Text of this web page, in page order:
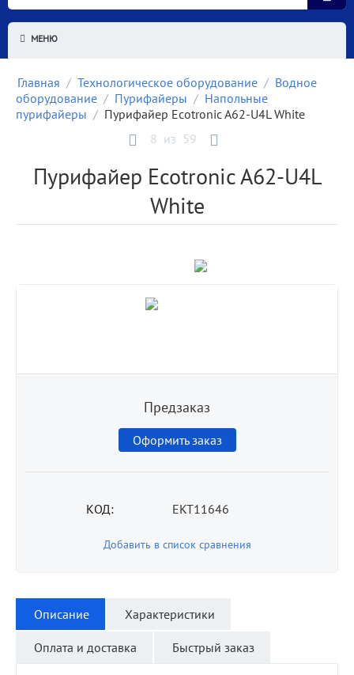
МЕНЮ
Главная / Технологическое оборудование / Водное
оборудование / Пурифайеры / Напольные
пурифайеры / Пурифайер Ecotronic A62-U4L White
8 из 59
Пурифайер Ecotronic A62-U4L
White
Предзаказ
Оформить заказ
КОД: EKT11646
Добавить в список сравнения
Описание Характеристики
Оплата и доставка Быстрый заказ